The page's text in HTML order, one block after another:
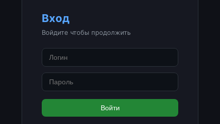
Вход
Войдите чтобы продолжить
Войти